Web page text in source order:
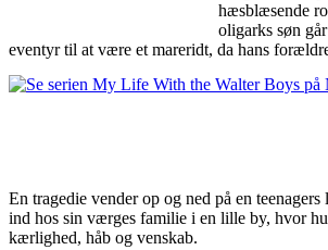
hæsblæsende
oligarks søn
eventyr til at være et mareridt, da hans
En tragedie vender op og ned på en
ind hos sin værges familie i en lille by, hvor
kærlighed, håb og venskab.